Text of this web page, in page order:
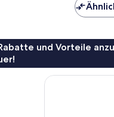
und Vorteile